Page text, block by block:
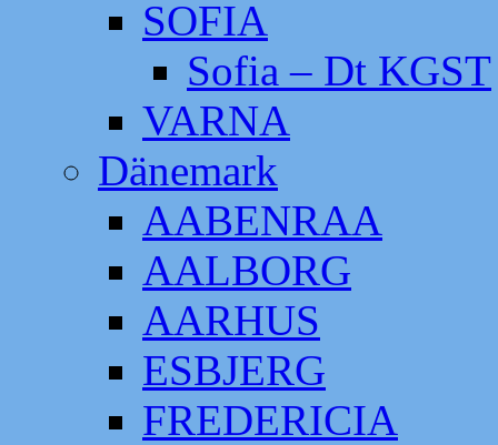
SOFIA
Sofia – Dt KGST
VARNA
Dänemark
AABENRAA
AALBORG
AARHUS
ESBJERG
FREDERICIA